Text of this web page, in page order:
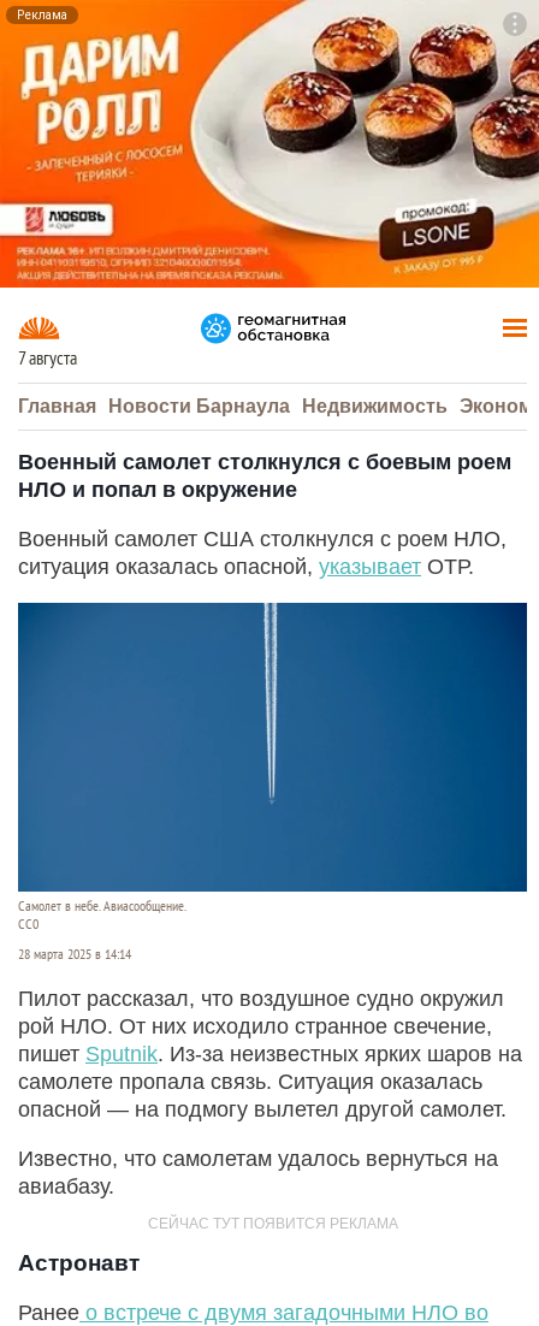
Реклама
7 августа
Главная Новости Барнаула Недвижимость
Военный самолет столкнулся с боевым роем
НЛО и попал в окружение
Военный самолет США столкнулся с роем НЛО,
ситуация оказалась опасной, указывает ОТР.
Самолет в небе. Авиасообщение.
CC0
28 марта 2025 в 14:14
Пилот рассказал, что воздушное судно окружил
рой НЛО. От них исходило странное свечение,
пишет Sputnik. Из-за неизвестных ярких шаров на
самолете пропала связь. Ситуация оказалась
опасной — на подмогу вылетел другой самолет.
Известно, что самолетам удалось вернуться на
авиабазу.
Астронавт
Ранее о встрече с двумя загадочными НЛО во